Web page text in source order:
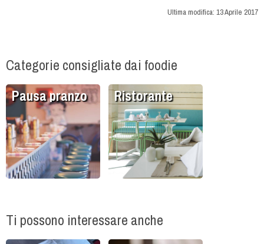
Ultima modifica: 13 Aprile 2017
Categorie consigliate dai foodie
Pausa pranzo Ristorante
Ti possono interessare anche